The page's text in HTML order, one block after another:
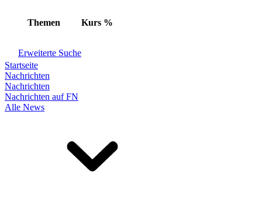
Themen Kurs %
Erweiterte Suche
Startseite
Nachrichten
Nachrichten
Nachrichten auf FN
Alle News